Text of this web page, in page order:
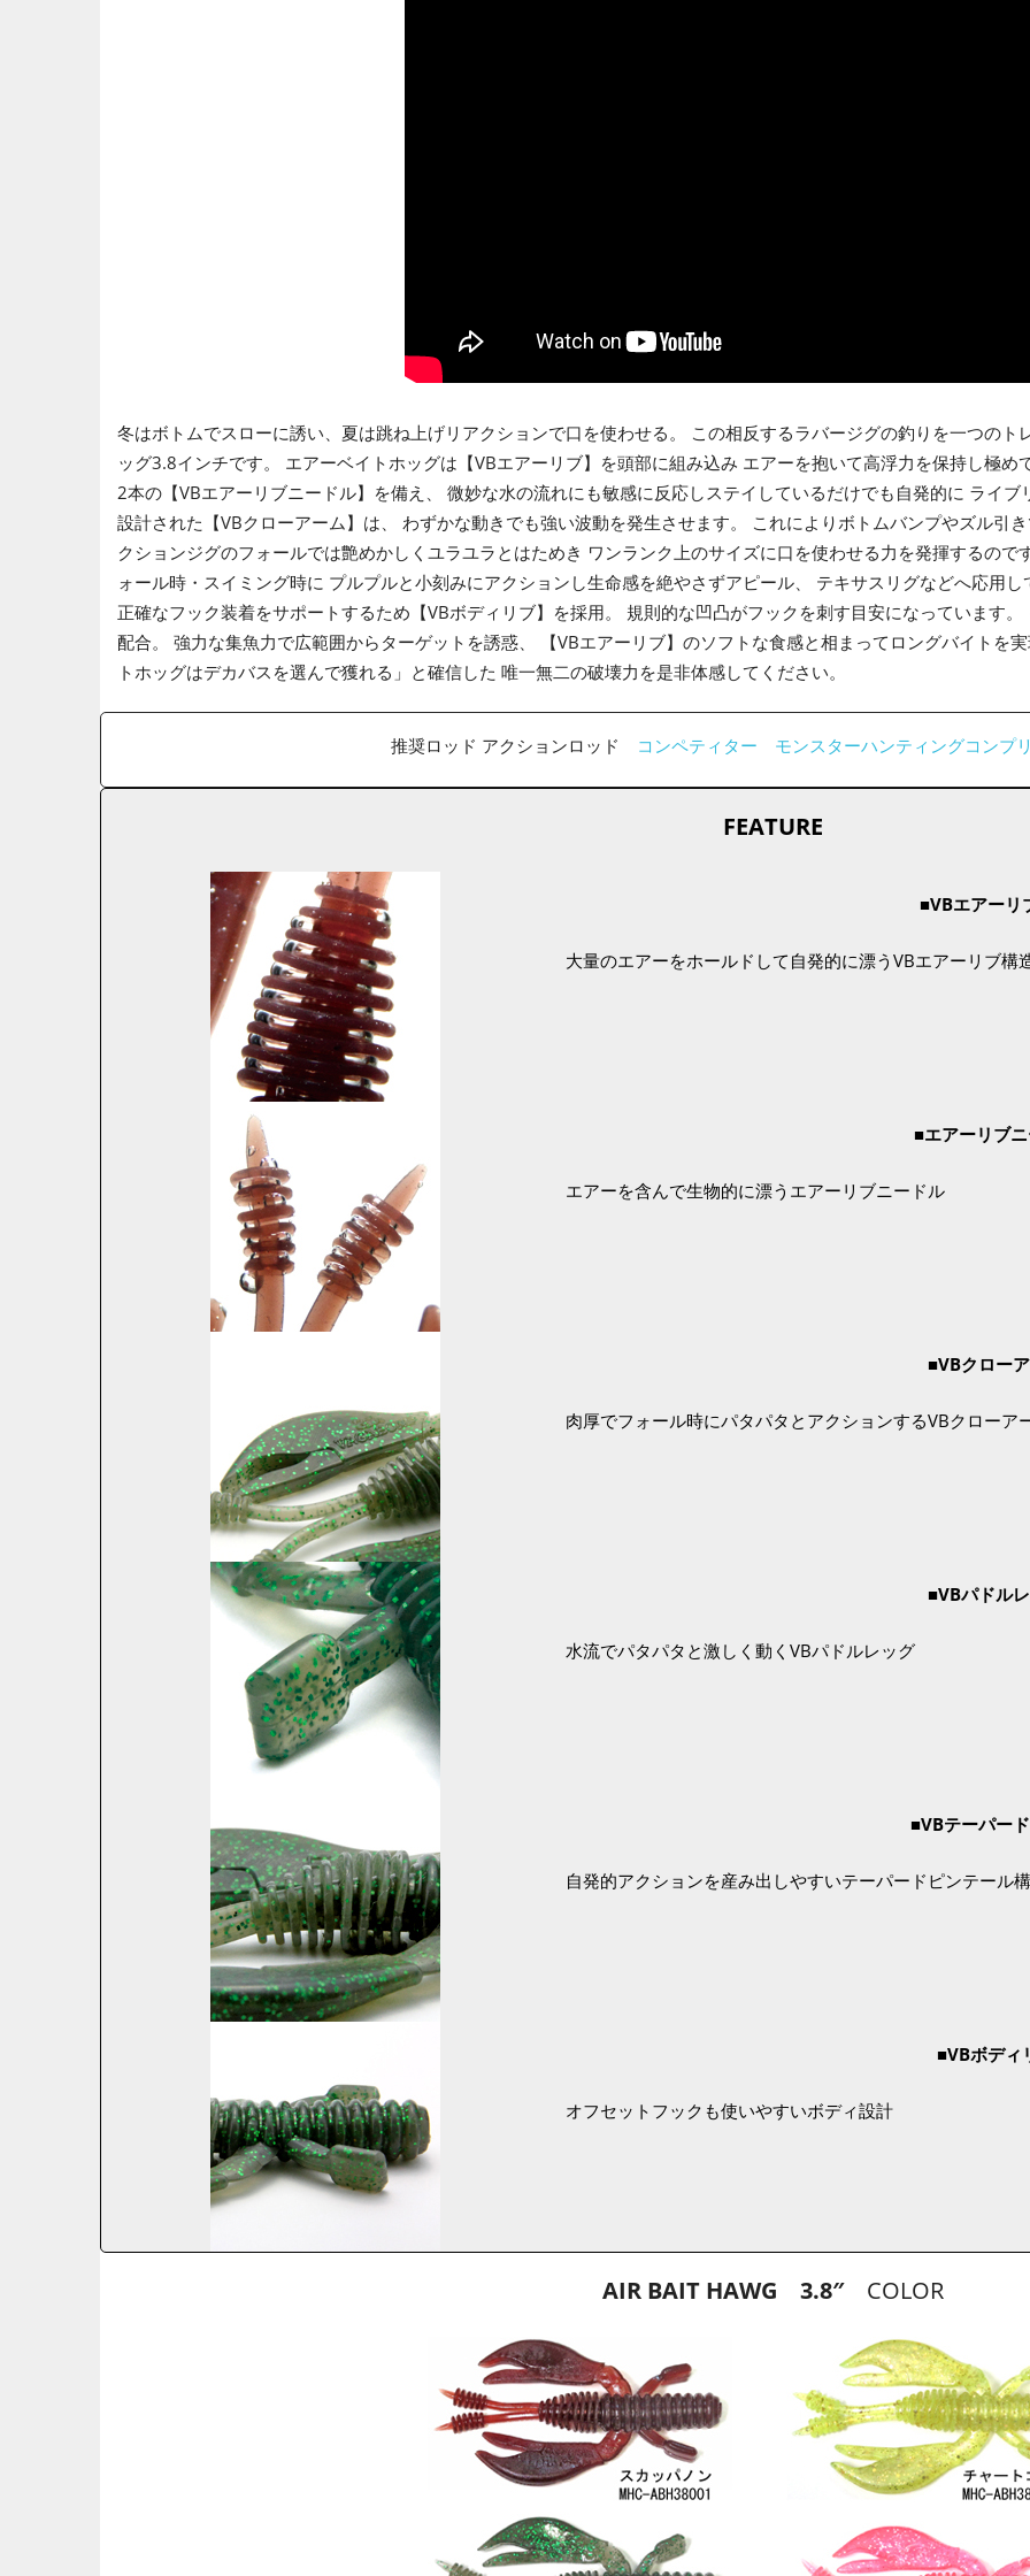
冬はボトムでスローに誘い、夏は跳ね上げリアクションで口を使わせる。 この相反するラバージグの釣りを一つの
ッグ3.8インチです。 エアーベイトホッグは【VBエアーリブ】を頭部に組み込み エアーを抱いて高浮力を保持し極
2本の【VBエアーリブニードル】を備え、 微妙な水の流れにも敏感に反応しステイしているだけでも自発的に ライ
設計された【VBクローアーム】は、 わずかな動きでも強い波動を発生させます。 これによりボトムバンプやズル引
クションジグのフォールでは艶めかしくユラユラとはためき ワンランク上のサイズに口を使わせる力を発揮するの
ォール時・スイミング時に プルプルと小刻みにアクションし生命感を絶やさずアピール、 テキサスリグなどへ応用
正確なフック装着をサポートするため【VBボディリブ】を採用。 規則的な凹凸がフックを刺す目安になっています
配合。 強力な集魚力で広範囲からターゲットを誘惑、 【VBエアーリブ】のソフトな食感と相まってロングバイトを
トホッグはデカバスを選んで獲れる」と確信した 唯一無二の破壊力を是非体感してください。
推奨ロッド アクションロッド コンペティター モンスターハンティングコンプ
FEATURE
■VBエアーリ
大量のエアーをホールドして自発的に漂うVBエアーリブ構
■エアーリブ
エアーを含んで生物的に漂うエアーリブニードル
■VBクロー
肉厚でフォール時にパタパタとアクションするVBクローア
■VBパドル
水流でパタパタと激しく動くVBパドルレッグ
■VBテーパー
自発的アクションを産み出しやすいテーパードピンテール
■VBボディ
オフセットフックも使いやすいボディ設計
AIR BAIT HAWG 3.8″COLOR